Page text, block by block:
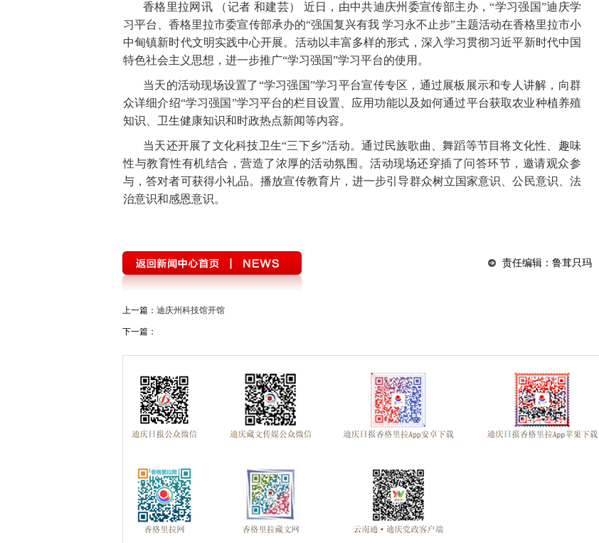
香格里拉网讯 （记者 和建芸） 近日，由中共迪庆州委宣传部主办，“学习强国”迪庆学
习平台、香格里拉市委宣传部承办的“强国复兴有我 学习永不止步”主题活动在香格里拉市小
中甸镇新时代文明实践中心开展。活动以丰富多样的形式，深入学习贯彻习近平新时代中国
特色社会主义思想，进一步推广“学习强国”学习平台的使用。
当天的活动现场设置了“学习强国”学习平台宣传专区，通过展板展示和专人讲解，向群
众详细介绍“学习强国”学习平台的栏目设置、应用功能以及如何通过平台获取农业种植养殖
知识、卫生健康知识和时政热点新闻等内容。
当天还开展了文化科技卫生“三下乡”活动。通过民族歌曲、舞蹈等节目将文化性、趣味
性与教育性有机结合，营造了浓厚的活动氛围。活动现场还穿插了问答环节，邀请观众参
与，答对者可获得小礼品。播放宣传教育片，进一步引导群众树立国家意识、公民意识、法
治意识和感恩意识。
责任编辑：鲁茸只玛
上一篇： 迪庆州科技馆开馆
下一篇：